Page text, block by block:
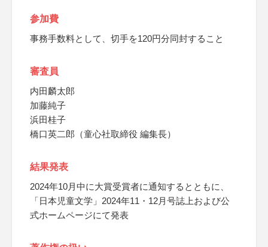
参加費
事務手数料として、切手を120円分同封すること
審査員
内田麟太郎
加藤純子
浜田桂子
橋口英二郎（童心社取締役 編集長）
結果発表
2024年10月中に大賞受賞者に通知するとともに、
「日本児童文学」2024年11・12月号誌上および公
式ホームページにて発表